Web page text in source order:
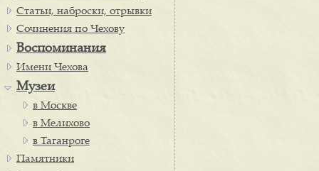
Статьи, наброски, отрывки
Сочинения по Чехову
Воспоминания
Имени Чехова
Музеи
в Москве
в Мелихово
в Таганроге
Памятники